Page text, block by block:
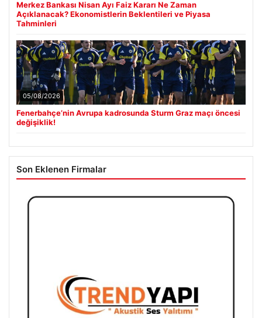
Merkez Bankası Nisan Ayı Faiz Kararı Ne Zaman
Açıklanacak? Ekonomistlerin Beklentileri ve Piyasa
Tahminleri
05/08/2026
Fenerbahçe’nin Avrupa kadrosunda Sturm Graz maçı öncesi
değişiklik!
Son Eklenen Firmalar